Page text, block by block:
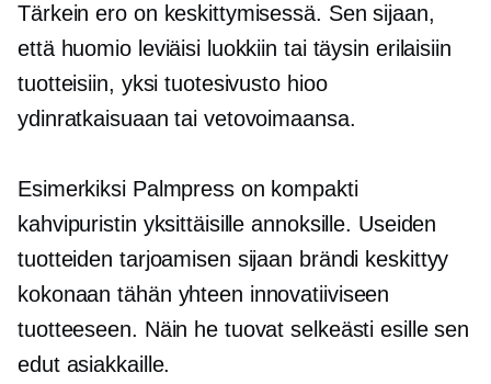
Tärkein ero on keskittymisessä. Sen sijaan,
että huomio leviäisi luokkiin tai täysin erilaisiin
tuotteisiin, yksi tuotesivusto hioo
ydinratkaisuaan tai vetovoimaansa.
Esimerkiksi Palmpress on kompakti
kahvipuristin yksittäisille annoksille. Useiden
tuotteiden tarjoamisen sijaan brändi keskittyy
kokonaan tähän yhteen innovatiiviseen
tuotteeseen. Näin he tuovat selkeästi esille sen
edut asiakkaille.